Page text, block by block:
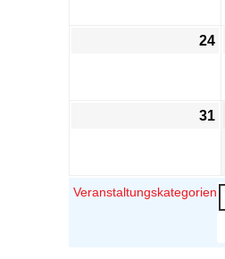
24
31
Veranstaltungskategorien